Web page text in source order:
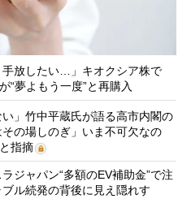
手放したい…」キオクシア株で
“夢よもう一度”と再購入
い」竹中平蔵氏が語る高市内閣の
の場しのぎ」いま不可欠なの
指摘
ジャパン“多額のEV補助金”で注
ル続発の背後に見え隠れす